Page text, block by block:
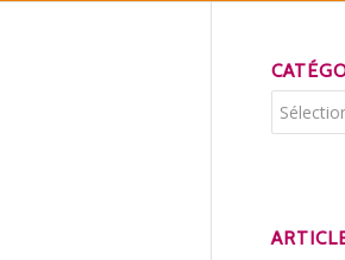
Catégories